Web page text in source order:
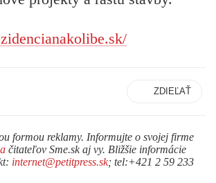
ZDIEĽAŤ
formou reklamy. Informujte o svojej firme
čitateľov Sme.sk aj vy. Bližšie informácie
internet@petitpress.sk; tel:+421 2 59 233